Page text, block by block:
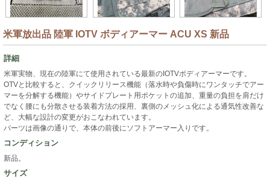
米軍放出品 陸軍 IOTV ボディアーマー ACU XS 新品
詳細
米軍実物、現在の陸軍にて使用されている最新のIOTVボディアーマーです。
OTVと比較すると、クイックリリース機能（落水時や負傷時にワンタッチでアー
マーを分解する機能）やサイドプレート用ポケットの追加、重量の負担を肩だけ
でなく腰にも分散させる装着方法の採用、裏側のメッシュ化による通気性改善な
ど、大幅な設計の変更がおこなわれています。
パーツは画像の通りで、本体の前後にソフトアーマー入りです。
コンディション
新品。
サイズ